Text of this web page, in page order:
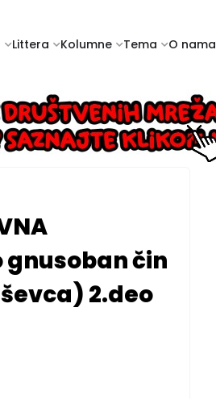
Littera Kolumne Tema O nama
gnusoban čin
2.deo